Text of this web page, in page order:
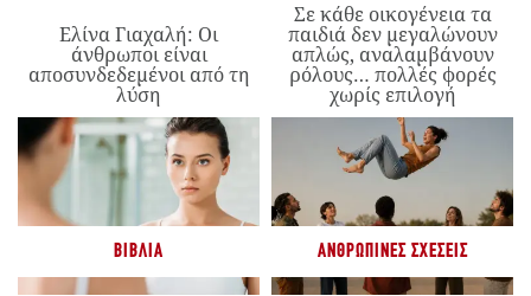
Ελίνα Γιαχαλή: Οι
άνθρωποι είναι
αποσυνδεδεμένοι από τη
λύση
Σε κάθε οικογένεια τα
παιδιά δεν μεγαλώνουν
απλώς, αναλαμβάνουν
ρόλους… πολλές φορές
χωρίς επιλογή
ΒΙΒΛΊΑ ΑΝΘΡΏΠΙΝΕΣ ΣΧΈΣΕΙΣ